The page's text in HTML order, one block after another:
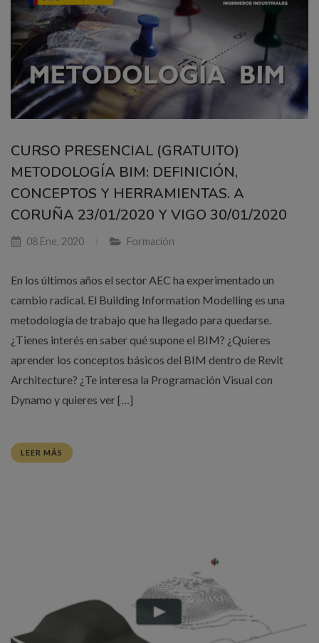
CURSO PRESENCIAL (GRATUITO)
METODOLOGÍA BIM: DEFINICIÓN,
CONCEPTOS Y HERRAMIENTAS. A
CORUÑA 23/01/2020 Y VIGO 30/01/2020
08 Ene, 2020 Formación
En los últimos años el sector AEC ha experimentado un
cambio radical. El Building Information Modelling es una
metodología de trabajo que ha llegado para quedarse.
¿Tienes interés en saber qué supone el BIM? ¿Quieres
aprender los conceptos básicos del BIM dentro de Revit
Architecture? ¿Te interesa la Programación Visual con
Dynamo y quieres ver […]
LEER MÁS